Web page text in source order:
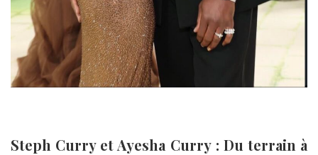
Steph Curry et Ayesha Curry : Du terrain à